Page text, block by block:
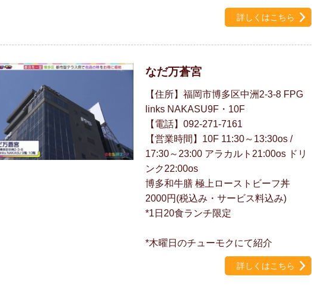
詳しくはこちら
なだ万蒼宮
【住所】福岡市博多区中洲2-3-8 FPG
links NAKASU9F・10F
【電話】092-271-7161
【営業時間】10F 11:30～13:30os /
17:30～23:00 アラカルト21:00os ドリ
ンク22:00os
博多和牛膳 極上ローストビーフ丼
2000円(税込み・サービス料込み)
*1日20食ランチ限定
*木曜日のチューモクにて紹介
詳しくはこちら